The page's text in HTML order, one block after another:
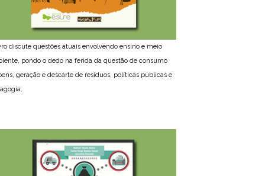
discute questões atuais envolvendo ensino e meio
pondo o dedo na ferida da questão de consumo
geração e descarte de resíduos, políticas públicas e